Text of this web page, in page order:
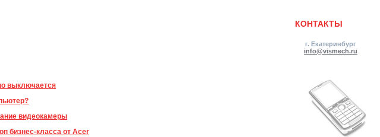
КОНТАКТЫ
г. Екатеринбург
info@vismech.ru
выключается
видеокамеры
бизнес-класса от Acer